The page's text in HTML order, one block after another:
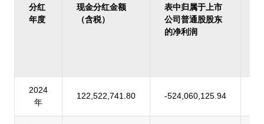
分红
年度
现金分红金额
（含税）
表中归属于上市
公司普通股股东
的净利润
2024
年
122,522,741.80 -524,060,125.94